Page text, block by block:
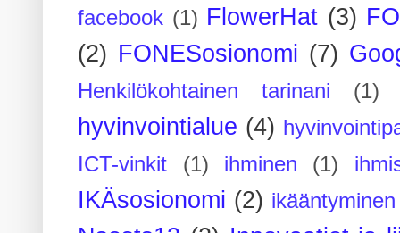
facebook (1) FlowerHat (3)
(2) FONESosionomi (7)
Henkilökohtainen tarinani (1)
hyvinvointialue (4)
ICT-vinkit
(1) ihminen (1)
IKÄsosionomi (2) ikääntyminen